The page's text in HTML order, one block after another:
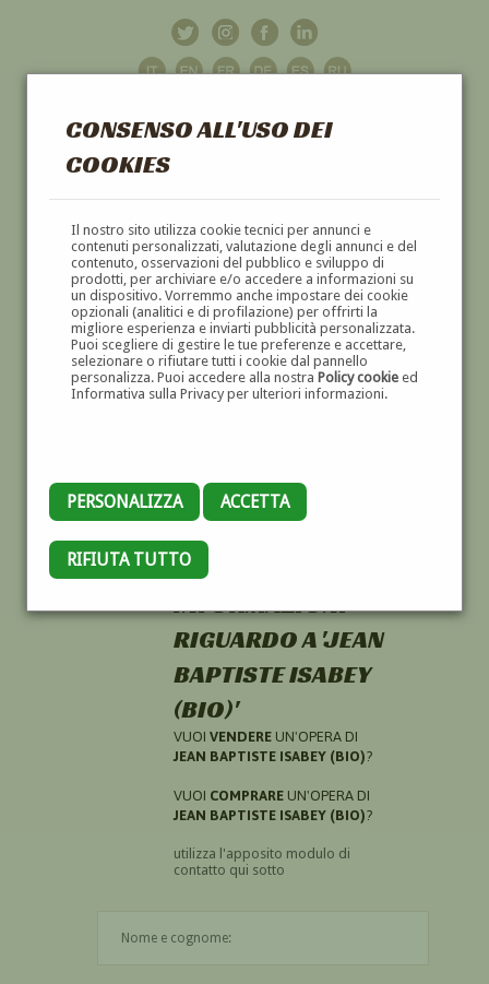
CONSENSO ALL'USO DEI
COOKIES
Il nostro sito utilizza cookie tecnici per annunci e
contenuti personalizzati, valutazione degli annunci e del
contenuto, osservazioni del pubblico e sviluppo di
prodotti, per archiviare e/o accedere a informazioni su
un dispositivo. Vorremmo anche impostare dei cookie
opzionali (analitici e di profilazione) per offrirti la
migliore esperienza e inviarti pubblicità personalizzata.
Puoi scegliere di gestire le tue preferenze e accettare,
selezionare o rifiutare tutti i cookie dal pannello
personalizza. Puoi accedere alla nostra Policy cookieed
Informativa sulla Privacy per ulteriori informazioni.
PERSONALIZZA ACCETTA
RIFIUTA TUTTO
GALLERIAD'ARTE
DIPINTI E SCULTURE '800 E '900
HAI CERCATO
INFORMAZIONI
RIGUARDO A 'JEAN
BAPTISTE ISABEY
(BIO)'
VUOI VENDERE UN'OPERA DI
JEAN BAPTISTE ISABEY (BIO)?
VUOI COMPRARE UN'OPERA DI
JEAN BAPTISTE ISABEY (BIO)?
utilizza l'apposito modulo di
contatto qui sotto